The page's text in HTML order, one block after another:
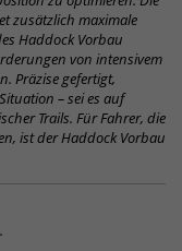
zusätzlich maximale
Haddock Vorbau
von intensivem
Präzise gefertigt,
– sei es auf
Trails. Für Fahrer, die
ist der Haddock Vorbau